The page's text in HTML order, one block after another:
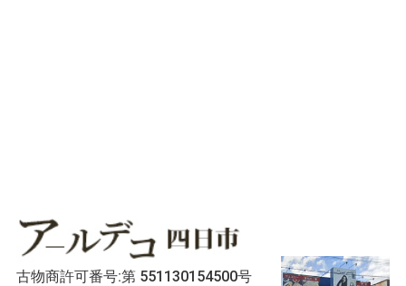
古物商許可番号:第 551130154500号